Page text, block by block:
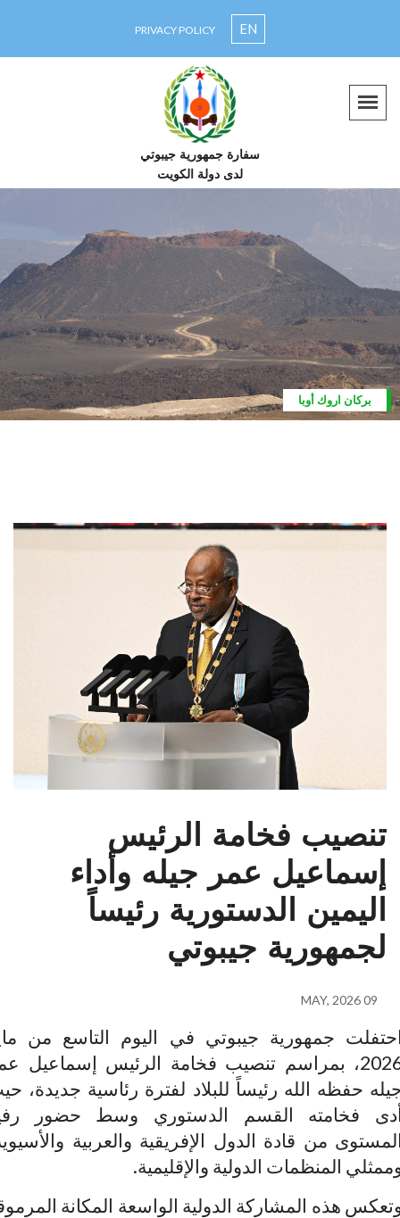
EN
PRIVACY POLICY
سفارة جمهورية جيبوتي
لدى دولة الكويت
بركان اروك أوبا
تنصيب فخامة الرئيس
إسماعيل عمر جيله وأداء
اليمين الدستورية رئيساً
لجمهورية جيبوتي
جمهورية جيبوتي في اليوم التاسع من مايو
2026، بمراسم تنصيب فخامة الرئيس إسماعيل عمر
حفظه الله رئيساً للبلاد لفترة رئاسية جديدة، حيث
فخامته القسم الدستوري وسط حضور رفيع
من قادة الدول الإفريقية والعربية والأسيوية،
المنظمات الدولية والإقليمية.
هذه المشاركة الدولية الواسعة المكانة المرموقة